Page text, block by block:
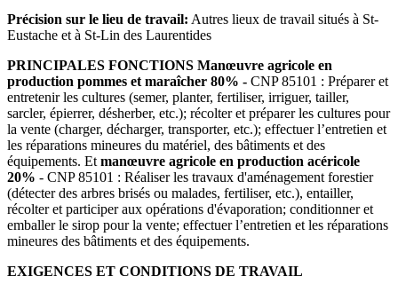
Précision sur le lieu de travail: Autres lieux de travail situés à St-
Eustache et à St-Lin des Laurentides
PRINCIPALES FONCTIONS Manœuvre agricole en
production pommes et maraîcher 80% - CNP 85101 : Préparer et
entretenir les cultures (semer, planter, fertiliser, irriguer, tailler,
sarcler, épierrer, désherber, etc.); récolter et préparer les cultures pour
la vente (charger, décharger, transporter, etc.); effectuer l’entretien et
les réparations mineures du matériel, des bâtiments et des
équipements. Et manœuvre agricole en production acéricole
20% - CNP 85101 : Réaliser les travaux d'aménagement forestier
(détecter des arbres brisés ou malades, fertiliser, etc.), entailler,
récolter et participer aux opérations d'évaporation; conditionner et
emballer le sirop pour la vente; effectuer l’entretien et les réparations
mineures des bâtiments et des équipements.
EXIGENCES ET CONDITIONS DE TRAVAIL